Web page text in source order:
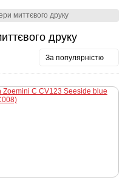
миттєвого друку
друку
За популярністю